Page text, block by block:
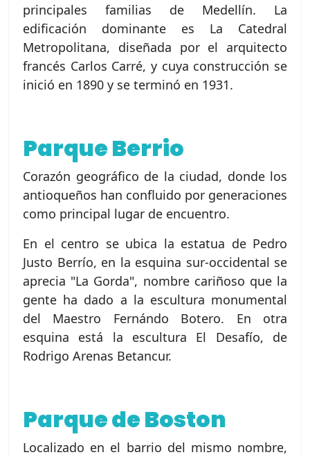
principales familias de Medellín. La
edificación dominante es La Catedral
Metropolitana, diseñada por el arquitecto
francés Carlos Carré, y cuya construcción se
inició en 1890 y se terminó en 1931.
Parque Berrio
Corazón geográfico de la ciudad, donde los
antioqueños han confluido por generaciones
como principal lugar de encuentro.
En el centro se ubica la estatua de Pedro
Justo Berrío, en la esquina sur-occidental se
aprecia "La Gorda", nombre cariñoso que la
gente ha dado a la escultura monumental
del Maestro Fernándo Botero. En otra
esquina está la escultura El Desafío, de
Rodrigo Arenas Betancur.
Parque de Boston
Localizado en el barrio del mismo nombre,